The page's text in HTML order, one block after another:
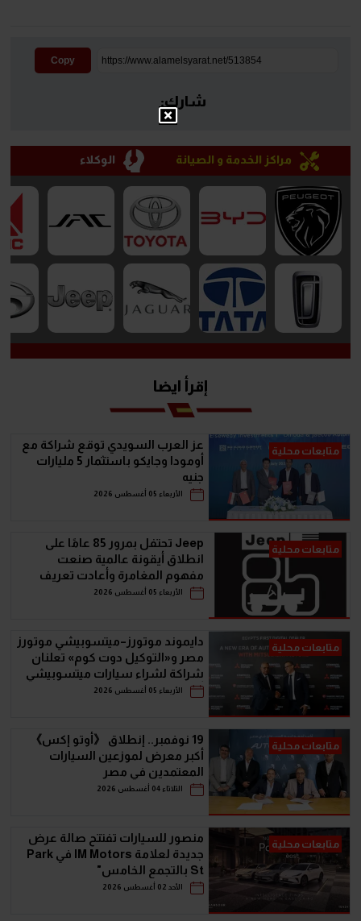
Copy
شارك:
مراكز الخدمة و الصيانة الوكلاء
إقرأ ايضا
متابعات محلية
عز العرب السويدي توقع شراكة مع
أومودا وجايكو باستثمار 5 مليارات
جنيه
الأربعاء 05 أغسطس 2026
متابعات محلية
Jeep تحتفل بمرور 85 عامًا على
انطلاق أيقونة عالمية صنعت
مفهوم المغامرة وأعادت تعريف
سيارات الـ SUV
الأربعاء 05 أغسطس 2026
متابعات محلية
دايموند موتورز–ميتسوبيشي موتورز
مصر و«التوكيل دوت كوم» تعلنان
شراكة لشراء سيارات ميتسوبيشي
أونلاين
الأربعاء 05 أغسطس 2026
متابعات محلية
19 نوفمبر.. إنطلاق 《أوتو إكس》
أكبر معرض لموزعين السيارات
المعتمدين في مصر
الثلاثاء 04 أغسطس 2026
متابعات محلية
منصور للسيارات تفتتح صالة عرض
جديدة لعلامة IM Motors في Park
St بالتجمع الخامس"
الأحد 02 أغسطس 2026